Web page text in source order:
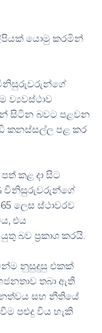
යොමු කරමින්
ව්‍යවස්ථාව
සිටින බවට පළවන
කනස්සල්ල පළ කර
කළ දා සිට
විනිසුරුවරුන්ගේ
ලෙස ස්ථාවරව
එය
බව ප්‍රකාශ කරයි.
නුසුදුසු එකක්
තබා ඇති
සහ නීතියේ
පළුදු විය හැකි